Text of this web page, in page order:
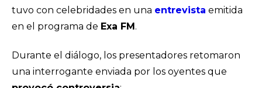
tuvo con celebridades en una entrevista emitida
en el programa de Exa FM.
Durante el diálogo, los presentadores retomaron
una interrogante enviada por los oyentes que